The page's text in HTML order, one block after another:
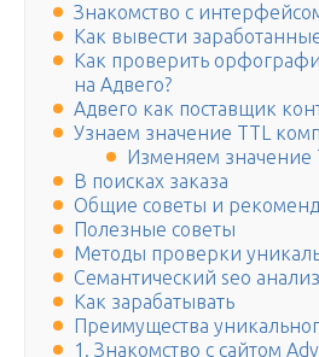
Знакомство с
Как вывести
Как проверить
на Адвего?
Адвего как поставщик
Узнаем значение TTL
Изменяем значение
В поисках заказа
Общие советы и
Полезные советы
Методы проверки
Семантический seo анализ
Как зарабатывать
Преимущества
1. Знакомство с сайтом